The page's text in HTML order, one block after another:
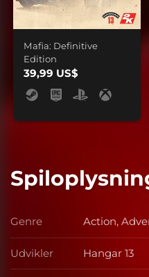
Mafia: Definitive
Edition
39,99 US$
Genre Genre
Action,
Udvikler Udvikler
Hangar 13